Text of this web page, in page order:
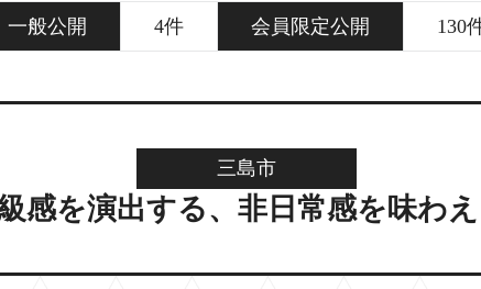
一般公開 4件 会員限定公開 130
三島市
感を演出する、非日常感を味わ